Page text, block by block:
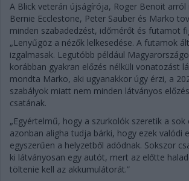
A Blick veterán újságírója, Roger Benoit
Bernie Ecclestone, Peter Sauber és Marko
minden szabadedzést, időmérőt és futamot
„Lenyűgöz a nézők lelkesedése. A futamok
izgalmasak. Legutóbb például
korábban gyakran előzés nélküli vonatozást
mondta Marko, aki ugyanakkor úgy érzi, a
szabályok miatt nem minden látványos
csatának.
„Egyértelmű, hogy a szurkolók szeretik a sok
azonban aligha tudja bárki, hogy ezek valódi
egyszerűen a helyzetből adódnak. Sokszor
ki látványosan egy autót, mert az előtte
töltenie kell az akkumulátorát.”